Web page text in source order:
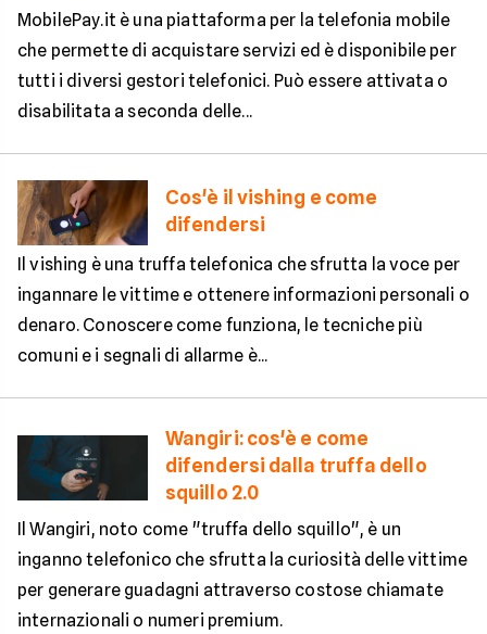
MobilePay.it è una piattaforma per la telefonia mobile
che permette di acquistare servizi ed è disponibile per
tutti i diversi gestori telefonici. Può essere attivata o
disabilitata a seconda delle...
Cos'è il vishing e come
difendersi
Il vishing è una truffa telefonica che sfrutta la voce per
ingannare le vittime e ottenere informazioni personali o
denaro. Conoscere come funziona, le tecniche più
comuni e i segnali di allarme è...
Wangiri: cos'è e come
difendersi dalla truffa dello
squillo 2.0
Il Wangiri, noto come "truffa dello squillo", è un
inganno telefonico che sfrutta la curiosità delle vittime
per generare guadagni attraverso costose chiamate
internazionali o numeri premium.